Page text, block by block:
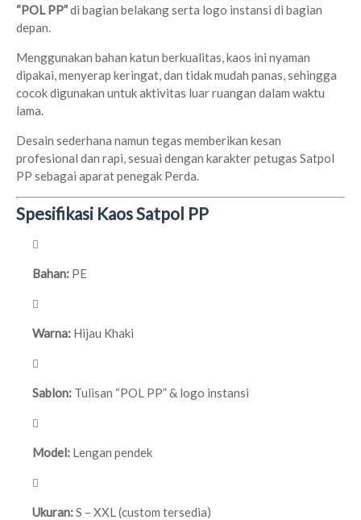
“POL PP”di bagian belakang serta logo instansi di bagian
depan.
Menggunakan bahan katun berkualitas, kaos ini nyaman
dipakai, menyerap keringat, dan tidak mudah panas, sehingga
cocok digunakan untuk aktivitas luar ruangan dalam waktu
lama.
Desain sederhana namun tegas memberikan kesan
profesional dan rapi, sesuai dengan karakter petugas Satpol
PP sebagai aparat penegak Perda.
Spesifikasi Kaos Satpol PP
Bahan: PE
Warna: Hijau Khaki
Sablon: Tulisan “POL PP” & logo instansi
Model: Lengan pendek
Ukuran:S – XXL (custom tersedia)